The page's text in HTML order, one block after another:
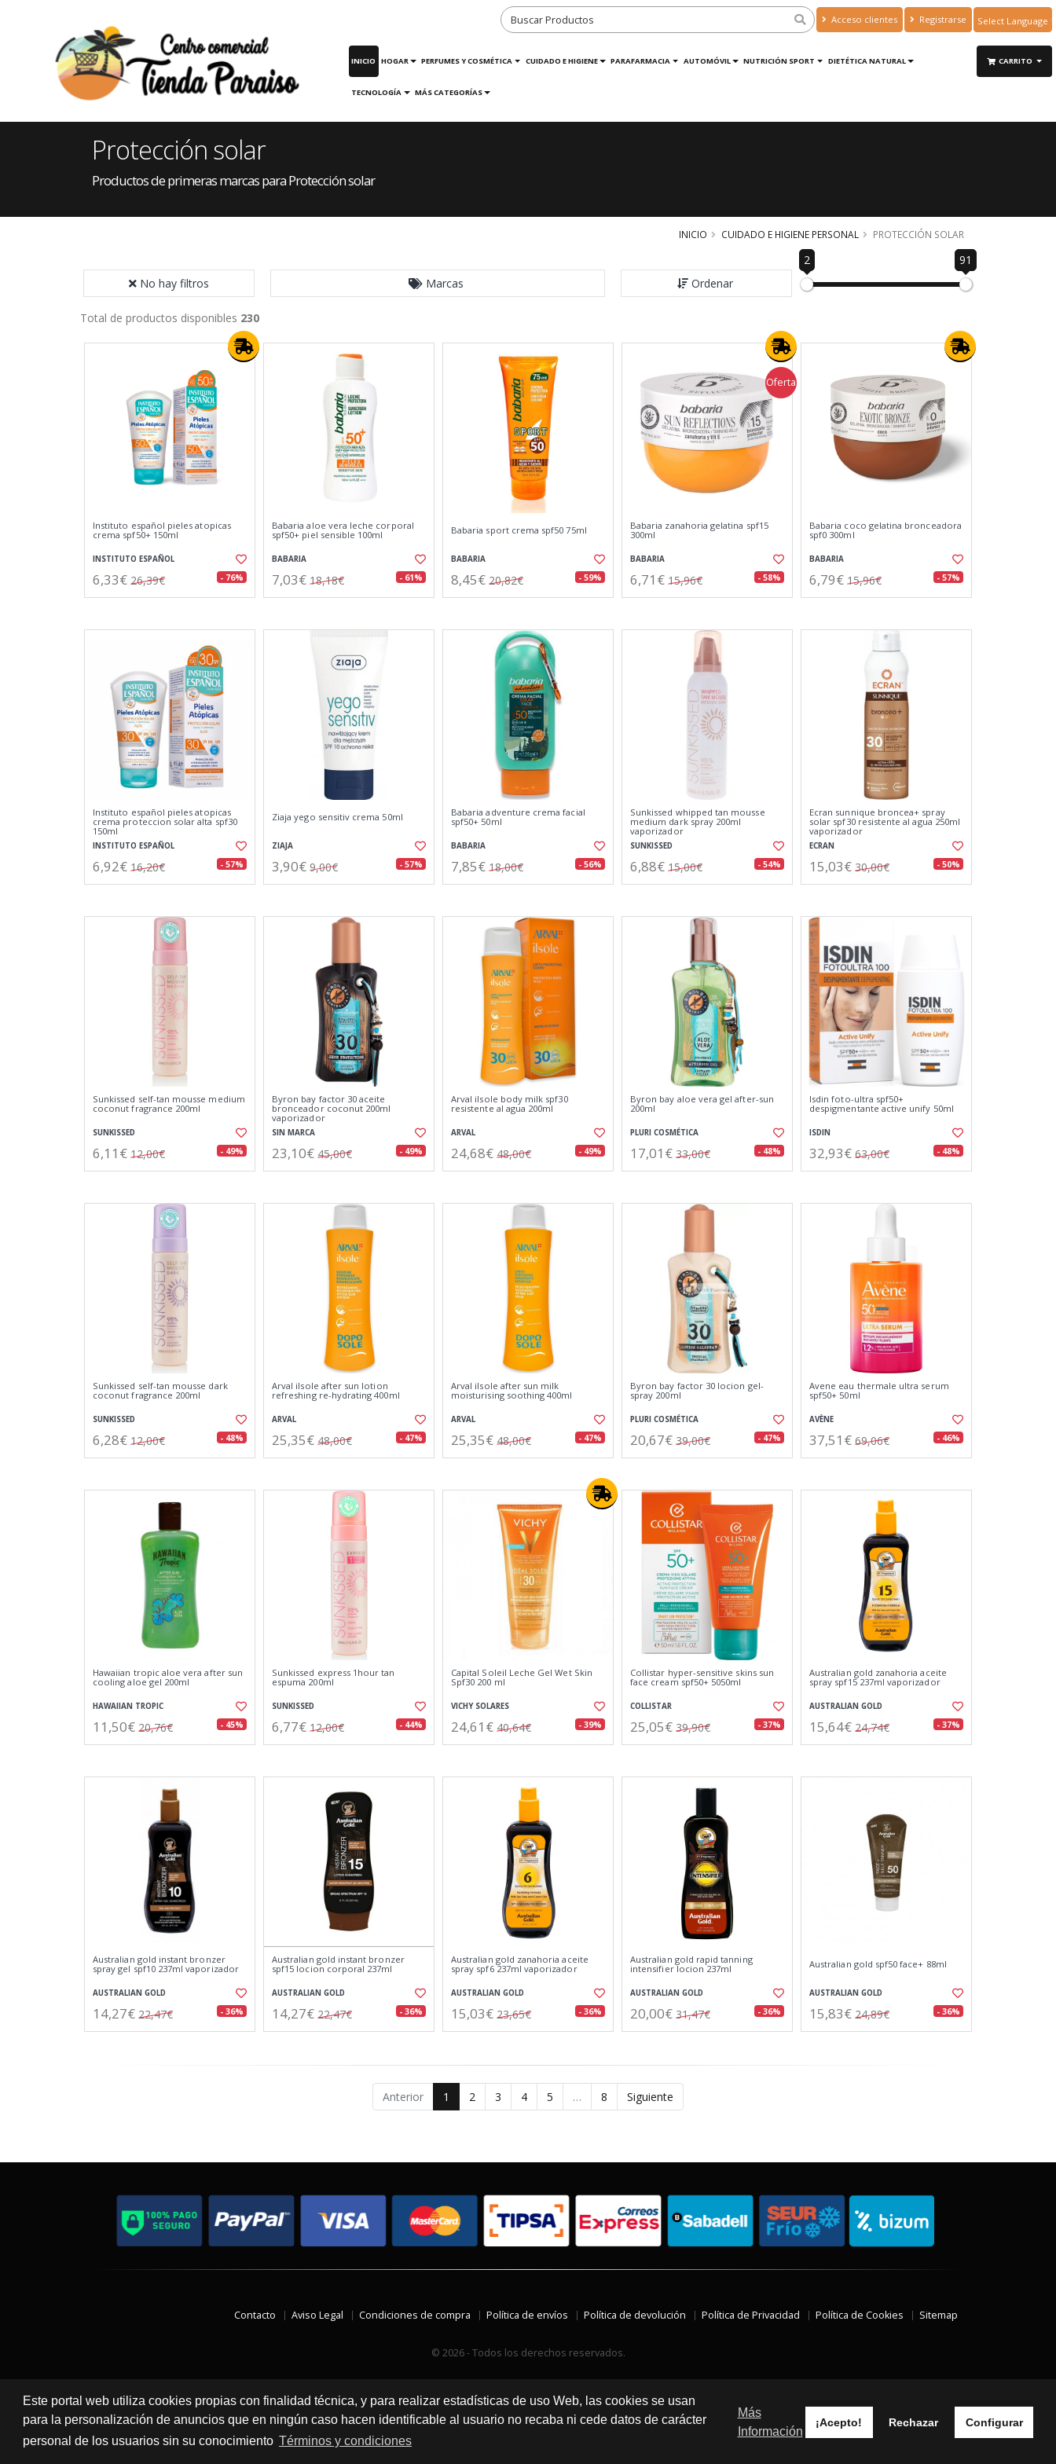
Este portal web utiliza cookies propias con finalidad técnica, y para realizar estadísticas de uso Web, las cookies se usan
para la personalización de anuncios que en ningún caso hacen identificable al usuario no recaba ni cede datos de carácter
personal de los usuarios sin su conocimiento Términos y condiciones
Más
Información
¡Acepto! Rechazar Configurar
Acceso clientes Registrarse
Translate
INICIO HOGAR PERFUMES Y COSMÉTICA CUIDADO E HIGIENE PARAFARMACIA AUTOMÓVIL NUTRICIÓN SPORT DIETÉTICA NATURAL
TECNOLOGÍA MÁS CATEGORÍAS
CARRITO
Protección solar
Productos de primeras marcas para Protección solar
INICIO CUIDADO E HIGIENE PERSONAL PROTECCIÓN SOLAR
No hay filtros Marcas Ordenar
2 91
Total de productos disponibles 230
Instituto español pieles atopicas
crema spf50+ 150ml
INSTITUTO ESPAÑOL
6,33€ 26,39€ - 76%
Babaria aloe vera leche corporal
spf50+ piel sensible 100ml
BABARIA
7,03€ 18,18€ - 61%
Babaria sport crema spf50 75ml
BABARIA
8,45€ 20,82€ - 59%
Oferta
Babaria zanahoria gelatina spf15
300ml
BABARIA
6,71€ 15,96€ - 58%
Babaria coco gelatina bronceadora
spf0 300ml
BABARIA
6,79€ 15,96€ - 57%
Instituto español pieles atopicas
crema proteccion solar alta spf30
150ml
INSTITUTO ESPAÑOL
6,92€ 16,20€ - 57%
Ziaja yego sensitiv crema 50ml
ZIAJA
3,90€ 9,00€ - 57%
Babaria adventure crema facial
spf50+ 50ml
BABARIA
7,85€ 18,00€ - 56%
Sunkissed whipped tan mousse
medium dark spray 200ml
vaporizador
SUNKISSED
6,88€ 15,00€ - 54%
Ecran sunnique broncea+ spray
solar spf30 resistente al agua 250ml
vaporizador
ECRAN
15,03€ 30,00€ - 50%
Sunkissed self-tan mousse medium
coconut fragrance 200ml
SUNKISSED
6,11€ 12,00€ - 49%
Byron bay factor 30 aceite
bronceador coconut 200ml
vaporizador
SIN MARCA
23,10€ 45,00€ - 49%
Arval ilsole body milk spf30
resistente al agua 200ml
ARVAL
24,68€ 48,00€ - 49%
Byron bay aloe vera gel after-sun
200ml
PLURI COSMÉTICA
17,01€ 33,00€ - 48%
Isdin foto-ultra spf50+
despigmentante active unify 50ml
ISDIN
32,93€ 63,00€ - 48%
Sunkissed self-tan mousse dark
coconut fragrance 200ml
SUNKISSED
6,28€ 12,00€ - 48%
Arval ilsole after sun lotion
refreshing re-hydrating 400ml
ARVAL
25,35€ 48,00€ - 47%
Arval ilsole after sun milk
moisturising soothing 400ml
ARVAL
25,35€ 48,00€ - 47%
Byron bay factor 30 locion gel-
spray 200ml
PLURI COSMÉTICA
20,67€ 39,00€ - 47%
Avene eau thermale ultra serum
spf50+ 50ml
AVÈNE
37,51€ 69,06€ - 46%
Hawaiian tropic aloe vera after sun
cooling aloe gel 200ml
HAWAIIAN TROPIC
11,50€ 20,76€ - 45%
Sunkissed express 1hour tan
espuma 200ml
SUNKISSED
6,77€ 12,00€ - 44%
Capital Soleil Leche Gel Wet Skin
Spf30 200 ml
VICHY SOLARES
24,61€ 40,64€ - 39%
Collistar hyper-sensitive skins sun
face cream spf50+ 5050ml
COLLISTAR
25,05€ 39,90€ - 37%
Australian gold zanahoria aceite
spray spf15 237ml vaporizador
AUSTRALIAN GOLD
15,64€ 24,74€ - 37%
Australian gold instant bronzer
spray gel spf10 237ml vaporizador
AUSTRALIAN GOLD
14,27€ 22,47€ - 36%
Australian gold instant bronzer
spf15 locion corporal 237ml
AUSTRALIAN GOLD
14,27€ 22,47€ - 36%
Australian gold zanahoria aceite
spray spf6 237ml vaporizador
AUSTRALIAN GOLD
15,03€ 23,65€ - 36%
Australian gold rapid tanning
intensifier locion 237ml
AUSTRALIAN GOLD
20,00€ 31,47€ - 36%
Australian gold spf50 face+ 88ml
AUSTRALIAN GOLD
15,83€ 24,89€ - 36%
Anterior 1 2 3 4 5 … 8 Siguiente
Contacto Aviso Legal Condiciones de compra Política de envíos Política de devolución Política de Privacidad Política de Cookies Sitemap
© 2026 - Todos los derechos reservados.